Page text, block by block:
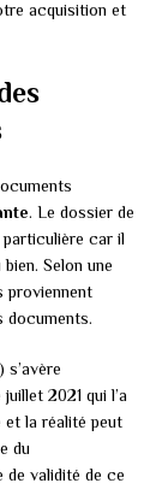
acquisition et
. Le dossier de
car il
Selon une
proviennent
documents.
2021 qui l’a
et la réalité peut
du
de validité de ce